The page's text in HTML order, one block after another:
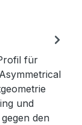
für
und
den